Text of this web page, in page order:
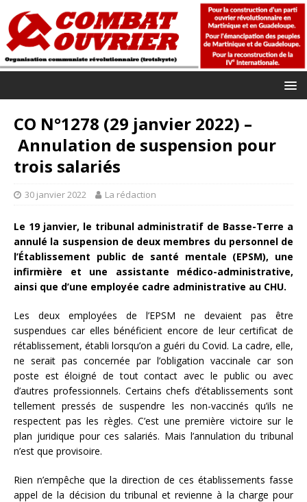
CO N°1278 (29 janvier 2022) –
Annulation de suspension pour
trois salariés
30 janvier 2022 La rédaction
Le 19 janvier, le tribunal administratif de Basse-Terre a
annulé la suspension de deux membres du personnel de
l’Établissement public de santé mentale (EPSM), une
infirmière et une assistante médico-administrative,
ainsi que d’une employée cadre administrative au CHU.
Les deux employées de l’EPSM ne devaient pas être
suspendues car elles bénéficient encore de leur certificat de
rétablissement, établi lorsqu’on a guéri du Covid. La cadre, elle,
ne serait pas concernée par l’obligation vaccinale car son
poste est éloigné de tout contact avec le public ou avec
d’autres professionnels. Certains chefs d’établissements sont
tellement pressés de suspendre les non-vaccinés qu’ils ne
respectent pas les règles. C’est une première victoire sur le
plan juridique pour ces salariés. Mais l’annulation du tribunal
n’est que provisoire.
Rien n’empêche que la direction de ces établissements fasse
appel de la décision du tribunal et revienne à la charge pour